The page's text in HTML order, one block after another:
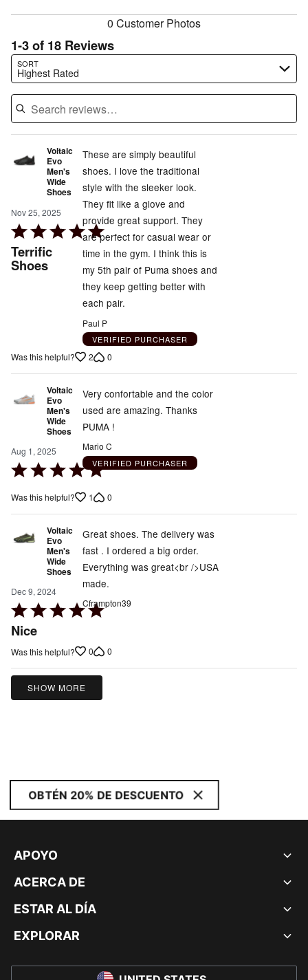
0 Customer Photos
1-3 of 18 Reviews
SORT
Highest Rated
Search reviews…
Voltaic
Evo
Men's
Wide
Shoes
Nov 25, 2025
Rated
5
out
Terrific
Shoes
These are simply beautiful
shoes. I love the traditional
style with the sleeker look.
They fit like a glove and
provide great support. They
are perfect for casual wear or
time in the gym. I think this is
my 5th pair of Puma shoes and
they keep getting better with
each pair.
Paul P
VERIFIED PURCHASER
Was this helpful? 2 0
Voltaic
Evo
Men's
Wide
Shoes
Aug 1, 2025
Rated
out
of
5
Very confortable and the color
used are amazing. Thanks
PUMA !
Mario C
VERIFIED PURCHASER
Was this helpful? 1 0
Voltaic
Evo
Men's
Wide
Shoes
Dec 9, 2024
Rated
5
of
5
Nice
Great shoes. The delivery was
fast . I ordered a big order.
Everything was great<br />USA
made.
Cframpton39
Was this helpful? 0 0
SHOW MORE
OBTÉN 20% DE DESCUENTO
APOYO
ACERCA DE
ESTAR AL DÍA
EXPLORAR